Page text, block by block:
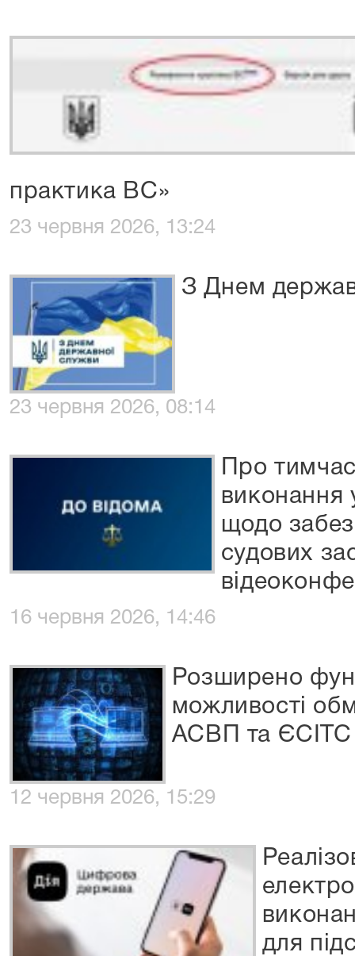
практика ВС»
23 червня 2026, 13:24
З Днем
23 червня 2026, 08:14
Про
виконання
щодо
судових
16 червня 2026, 14:46
Розширено
можливості
АСВП та ЄСІТС
12 червня 2026, 15:29
для